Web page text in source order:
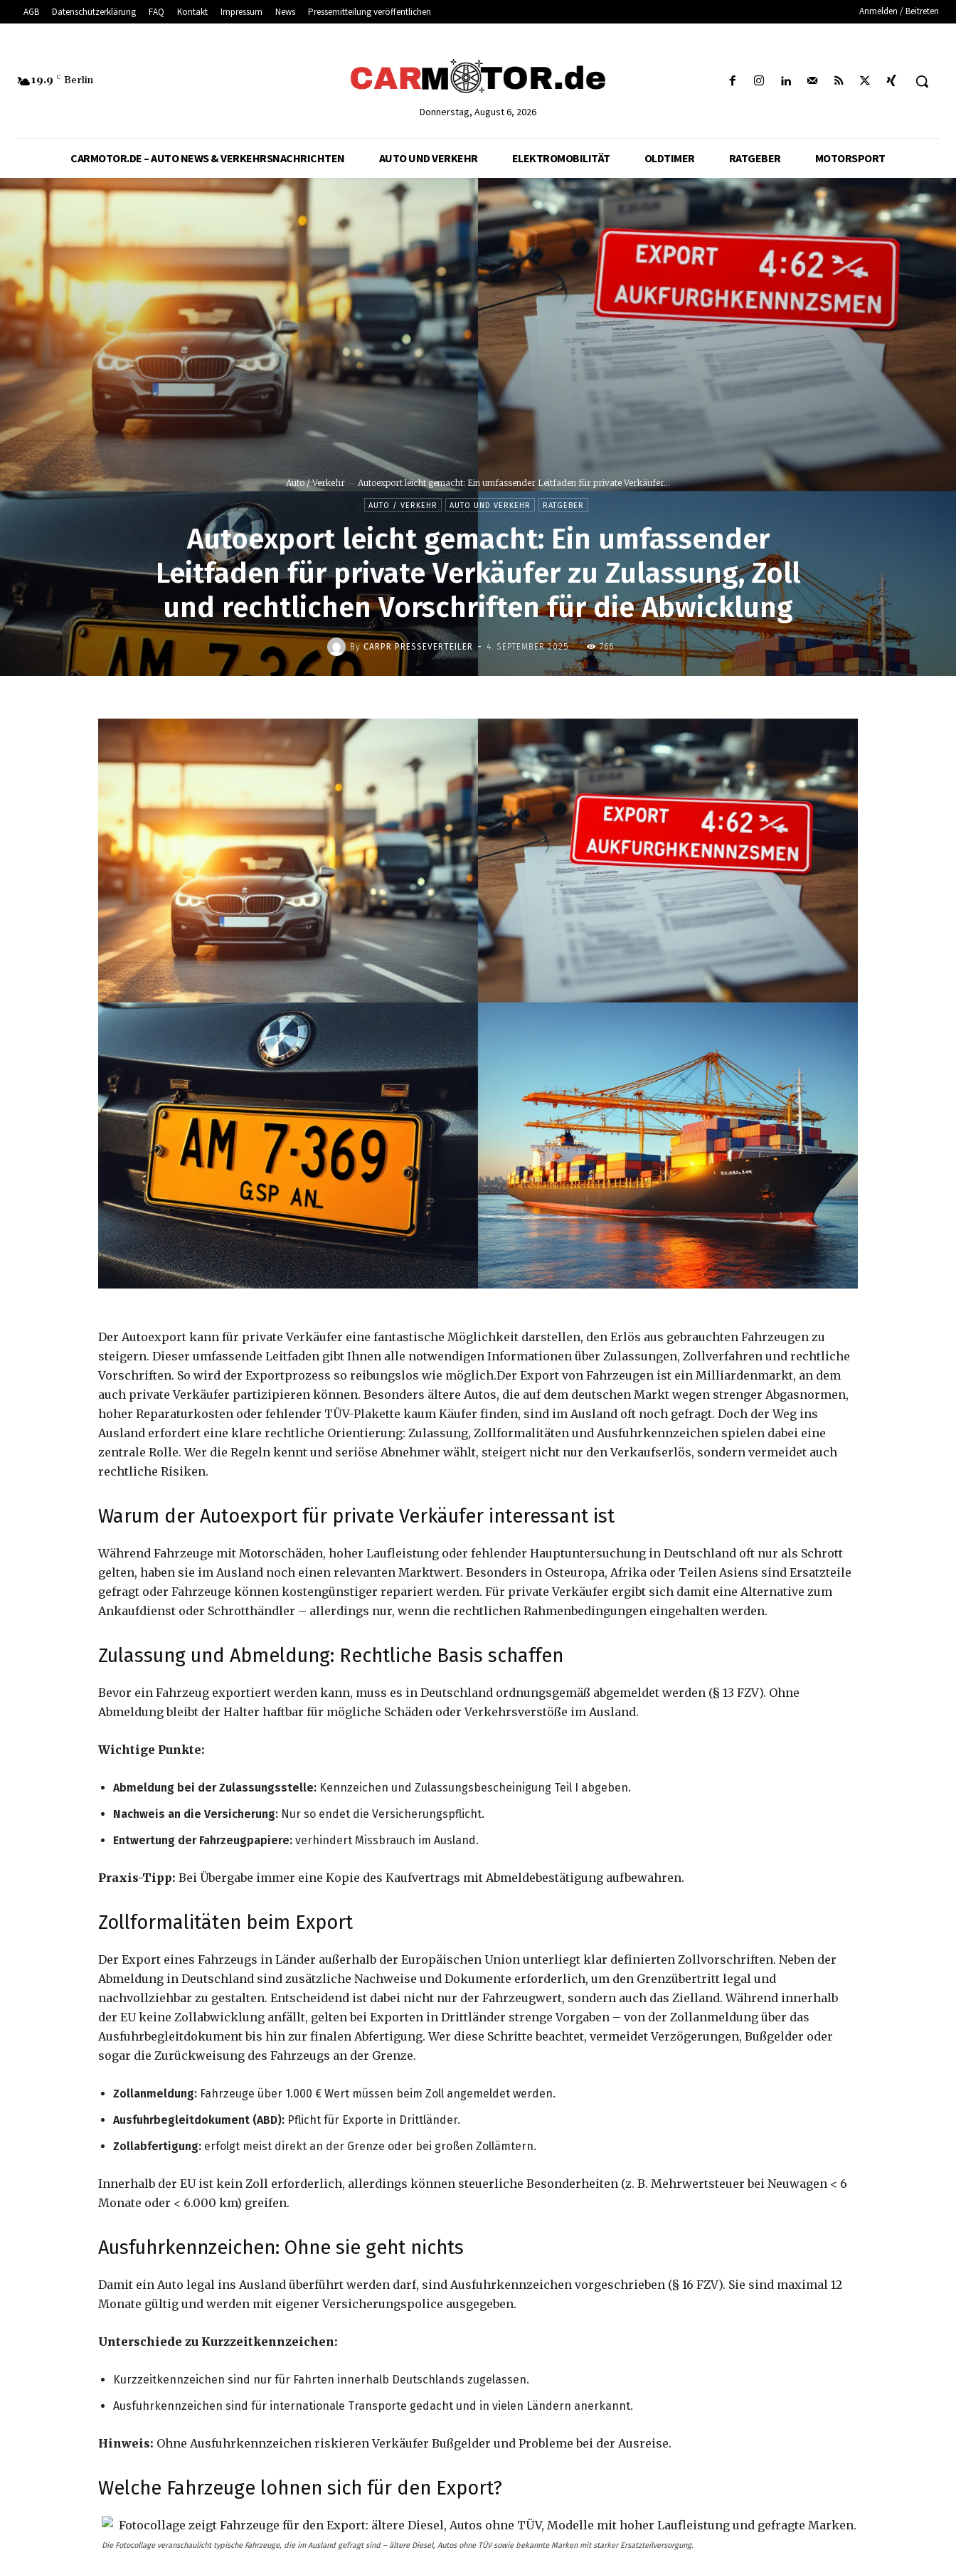
AGB Datenschutzerklärung FAQ Kontakt Impressum News Pressemitteilung veröffentlichen Anmelden / Beitreten
19.9 C Berlin
Donnerstag, August 6, 2026
CARMOTOR.DE – AUTO NEWS & VERKEHRSNACHRICHTEN AUTO UND VERKEHR ELEKTROMOBILITÄT OLDTIMER RATGEBER MOTORSPORT
Auto / Verkehr Autoexport leicht gemacht: Ein umfassender Leitfaden für private Verkäufer...
AUTO / VERKEHR AUTO UND VERKEHR RATGEBER
Autoexport leicht gemacht: Ein umfassender
Leitfaden für private Verkäufer zu Zulassung, Zoll
und rechtlichen Vorschriften für die Abwicklung
By CARPR PRESSEVERTEILER - 4. SEPTEMBER 2025 766
Der Autoexport kann für private Verkäufer eine fantastische Möglichkeit darstellen, den Erlös aus gebrauchten Fahrzeugen zu
steigern. Dieser umfassende Leitfaden gibt Ihnen alle notwendigen Informationen über Zulassungen, Zollverfahren und rechtliche
Vorschriften. So wird der Exportprozess so reibungslos wie möglich.Der Export von Fahrzeugen ist ein Milliardenmarkt, an dem
auch private Verkäufer partizipieren können. Besonders ältere Autos, die auf dem deutschen Markt wegen strenger Abgasnormen,
hoher Reparaturkosten oder fehlender TÜV-Plakette kaum Käufer finden, sind im Ausland oft noch gefragt. Doch der Weg ins
Ausland erfordert eine klare rechtliche Orientierung: Zulassung, Zollformalitäten und Ausfuhrkennzeichen spielen dabei eine
zentrale Rolle. Wer die Regeln kennt und seriöse Abnehmer wählt, steigert nicht nur den Verkaufserlös, sondern vermeidet auch
rechtliche Risiken.
Warum der Autoexport für private Verkäufer interessant ist
Während Fahrzeuge mit Motorschäden, hoher Laufleistung oder fehlender Hauptuntersuchung in Deutschland oft nur als Schrott
gelten, haben sie im Ausland noch einen relevanten Marktwert. Besonders in Osteuropa, Afrika oder Teilen Asiens sind Ersatzteile
gefragt oder Fahrzeuge können kostengünstiger repariert werden. Für private Verkäufer ergibt sich damit eine Alternative zum
Ankaufdienst oder Schrotthändler – allerdings nur, wenn die rechtlichen Rahmenbedingungen eingehalten werden.
Zulassung und Abmeldung: Rechtliche Basis schaffen
Bevor ein Fahrzeug exportiert werden kann, muss es in Deutschland ordnungsgemäß abgemeldet werden (§ 13 FZV). Ohne
Abmeldung bleibt der Halter haftbar für mögliche Schäden oder Verkehrsverstöße im Ausland.
Wichtige Punkte:
Abmeldung bei der Zulassungsstelle: Kennzeichen und Zulassungsbescheinigung Teil I abgeben.
Nachweis an die Versicherung: Nur so endet die Versicherungspflicht.
Entwertung der Fahrzeugpapiere: verhindert Missbrauch im Ausland.
Praxis-Tipp: Bei Übergabe immer eine Kopie des Kaufvertrags mit Abmeldebestätigung aufbewahren.
Zollformalitäten beim Export
Der Export eines Fahrzeugs in Länder außerhalb der Europäischen Union unterliegt klar definierten Zollvorschriften. Neben der
Abmeldung in Deutschland sind zusätzliche Nachweise und Dokumente erforderlich, um den Grenzübertritt legal und
nachvollziehbar zu gestalten. Entscheidend ist dabei nicht nur der Fahrzeugwert, sondern auch das Zielland. Während innerhalb
der EU keine Zollabwicklung anfällt, gelten bei Exporten in Drittländer strenge Vorgaben – von der Zollanmeldung über das
Ausfuhrbegleitdokument bis hin zur finalen Abfertigung. Wer diese Schritte beachtet, vermeidet Verzögerungen, Bußgelder oder
sogar die Zurückweisung des Fahrzeugs an der Grenze.
Zollanmeldung: Fahrzeuge über 1.000 € Wert müssen beim Zoll angemeldet werden.
Ausfuhrbegleitdokument (ABD): Pflicht für Exporte in Drittländer.
Zollabfertigung: erfolgt meist direkt an der Grenze oder bei großen Zollämtern.
Innerhalb der EU ist kein Zoll erforderlich, allerdings können steuerliche Besonderheiten (z. B. Mehrwertsteuer bei Neuwagen < 6
Monate oder < 6.000 km) greifen.
Ausfuhrkennzeichen: Ohne sie geht nichts
Damit ein Auto legal ins Ausland überführt werden darf, sind Ausfuhrkennzeichen vorgeschrieben (§ 16 FZV). Sie sind maximal 12
Monate gültig und werden mit eigener Versicherungspolice ausgegeben.
Unterschiede zu Kurzzeitkennzeichen:
Kurzzeitkennzeichen sind nur für Fahrten innerhalb Deutschlands zugelassen.
Ausfuhrkennzeichen sind für internationale Transporte gedacht und in vielen Ländern anerkannt.
Hinweis: Ohne Ausfuhrkennzeichen riskieren Verkäufer Bußgelder und Probleme bei der Ausreise.
Welche Fahrzeuge lohnen sich für den Export?
Die Fotocollage veranschaulicht typische Fahrzeuge, die im Ausland gefragt sind – ältere Diesel, Autos ohne TÜV sowie bekannte Marken mit starker Ersatzteilversorgung.